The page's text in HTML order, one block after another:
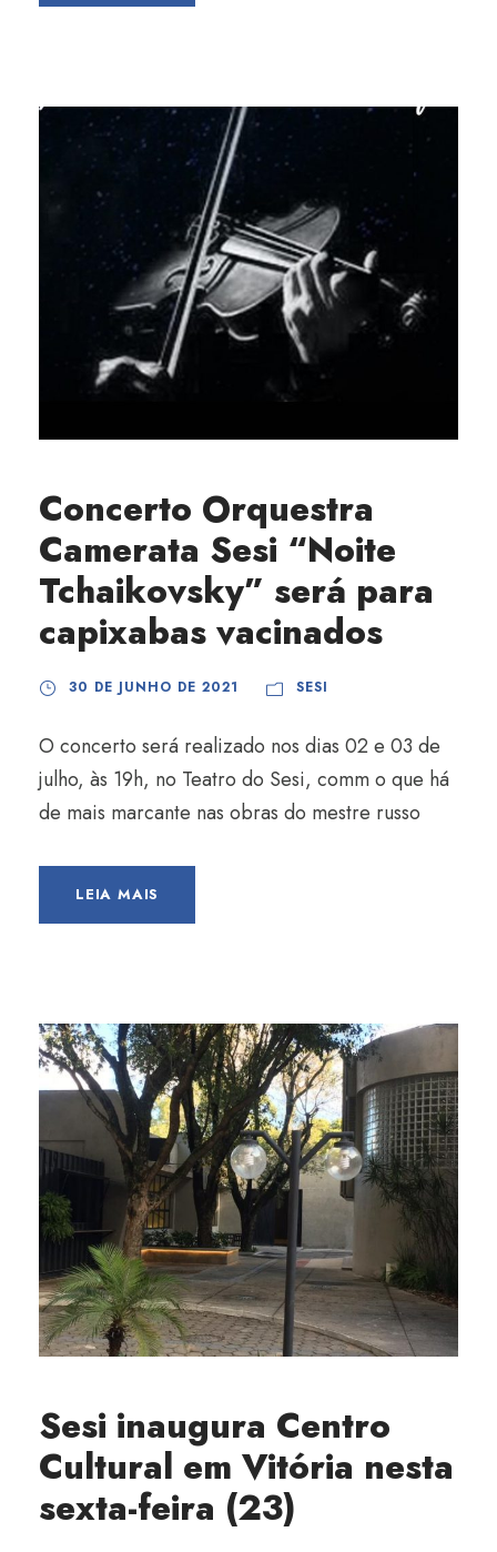
Concerto Orquestra
Camerata Sesi “Noite
Tchaikovsky” será para
capixabas vacinados
30 DE JUNHO DE 2021 SESI
O concerto será realizado nos dias 02 e 03 de
julho, às 19h, no Teatro do Sesi, comm o que há
de mais marcante nas obras do mestre russo
LEIA MAIS
Sesi inaugura Centro
Cultural em Vitória nesta
sexta-feira (23)